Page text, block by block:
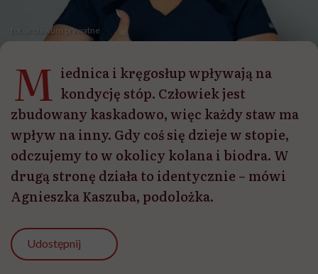
fot. archiwum prywatne
M iednica i kręgosłup wpływają na
kondycję stóp. Człowiek jest
zbudowany kaskadowo, więc każdy staw ma
wpływ na inny. Gdy coś się dzieje w stopie,
odczujemy to w okolicy kolana i biodra. W
drugą stronę działa to identycznie – mówi
Agnieszka Kaszuba, podolożka.
Udostępnij